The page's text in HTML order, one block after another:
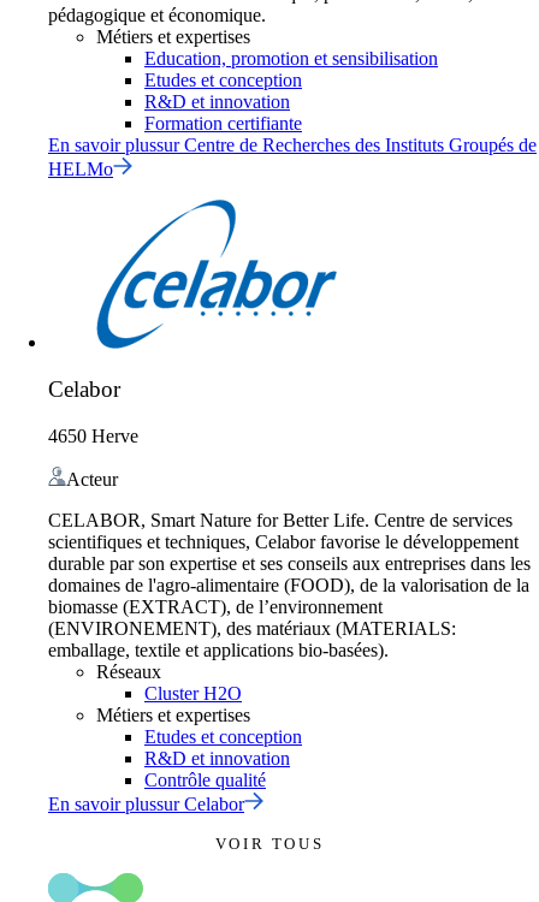
pédagogique et économique.
Métiers et expertises
Education, promotion et sensibilisation
Etudes et conception
R&D et innovation
Formation certifiante
En savoir plussurCentre de Recherches des Instituts Groupés de
HELMo
Celabor
4650 Herve
Acteur
CELABOR, Smart Nature for Better Life. Centre de services
scientifiques et techniques, Celabor favorise le développement
durable par son expertise et ses conseils aux entreprises dans les
domaines de l'agro-alimentaire (FOOD), de la valorisation de la
biomasse (EXTRACT), de l’environnement
(ENVIRONEMENT), des matériaux (MATERIALS:
emballage, textile et applications bio-basées).
Réseaux
Cluster H2O
Métiers et expertises
Etudes et conception
R&D et innovation
Contrôle qualité
En savoir plussurCelabor
VOIR TOUS